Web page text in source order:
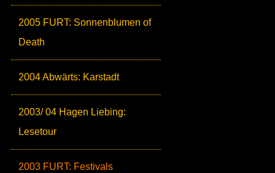
2005 FURT: Sonnenblumen of
Death
2004 Abwärts: Karstadt
2003/ 04 Hagen Liebing:
Lesetour
2003 FURT: Festivals